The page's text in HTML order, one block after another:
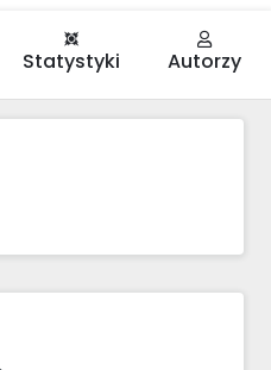
Statystyki Autorzy